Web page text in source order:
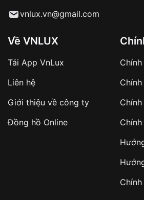
Từ khóa SEO:
sản phẩm đặc biệt
hàng
Số tiền còn lại thanh toán
✔️ Đảm bảo xử lý đơn hàng
✔️ Hạn chế tình trạng hủy
vnlux.vn@gmail.com
Về VNLUX
Tải App VnLux
Liên hệ
Giới thiệu về công ty
Đồng hồ Online